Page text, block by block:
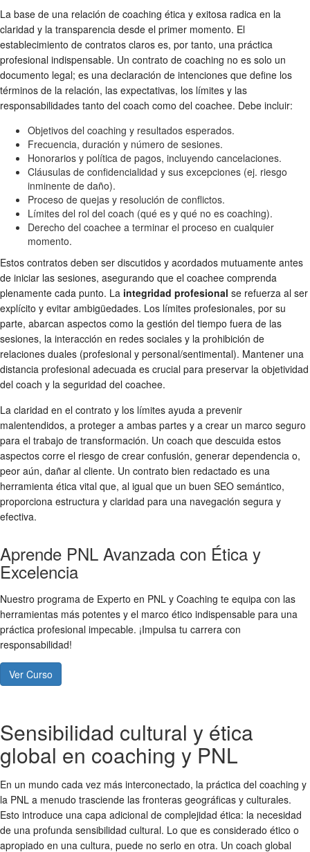
La base de una relación de coaching ética y exitosa radica en la
claridad y la transparencia desde el primer momento. El
establecimiento de contratos claros es, por tanto, una práctica
profesional indispensable. Un contrato de coaching no es solo un
documento legal; es una declaración de intenciones que define los
términos de la relación, las expectativas, los límites y las
responsabilidades tanto del coach como del coachee. Debe incluir:
Objetivos del coaching y resultados esperados.
Frecuencia, duración y número de sesiones.
Honorarios y política de pagos, incluyendo cancelaciones.
Cláusulas de confidencialidad y sus excepciones (ej. riesgo
inminente de daño).
Proceso de quejas y resolución de conflictos.
Límites del rol del coach (qué es y qué no es coaching).
Derecho del coachee a terminar el proceso en cualquier
momento.
Estos contratos deben ser discutidos y acordados mutuamente antes
de iniciar las sesiones, asegurando que el coachee comprenda
plenamente cada punto. La integridad profesional se refuerza al ser
explícito y evitar ambigüedades. Los límites profesionales, por su
parte, abarcan aspectos como la gestión del tiempo fuera de las
sesiones, la interacción en redes sociales y la prohibición de
relaciones duales (profesional y personal/sentimental). Mantener una
distancia profesional adecuada es crucial para preservar la objetividad
del coach y la seguridad del coachee.
La claridad en el contrato y los límites ayuda a prevenir
malentendidos, a proteger a ambas partes y a crear un marco seguro
para el trabajo de transformación. Un coach que descuida estos
aspectos corre el riesgo de crear confusión, generar dependencia o,
peor aún, dañar al cliente. Un contrato bien redactado es una
herramienta ética vital que, al igual que un buen SEO semántico,
proporciona estructura y claridad para una navegación segura y
efectiva.
Aprende PNL Avanzada con Ética y
Excelencia
Nuestro programa de Experto en PNL y Coaching te equipa con las
herramientas más potentes y el marco ético indispensable para una
práctica profesional impecable. ¡Impulsa tu carrera con
responsabilidad!
Ver Curso
Sensibilidad cultural y ética
global en coaching y PNL
En un mundo cada vez más interconectado, la práctica del coaching y
la PNL a menudo trasciende las fronteras geográficas y culturales.
Esto introduce una capa adicional de complejidad ética: la necesidad
de una profunda sensibilidad cultural. Lo que es considerado ético o
apropiado en una cultura, puede no serlo en otra. Un coach global